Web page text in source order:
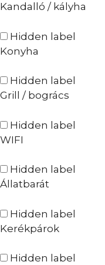
Kandalló / kályha
Hidden label
Konyha
Hidden label
Grill / bogrács
Hidden label
WIFI
Hidden label
Állatbarát
Hidden label
Kerékpárok
Hidden label